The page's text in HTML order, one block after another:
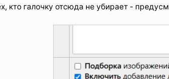
кто галочку отсюда не убирает -